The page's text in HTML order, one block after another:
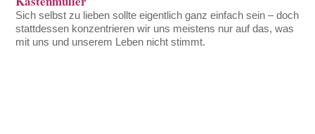
Sich selbst zu lieben sollte eigentlich ganz einfach sein – doch
stattdessen konzentrieren wir uns meistens nur auf das, was
mit uns und unserem Leben nicht stimmt.